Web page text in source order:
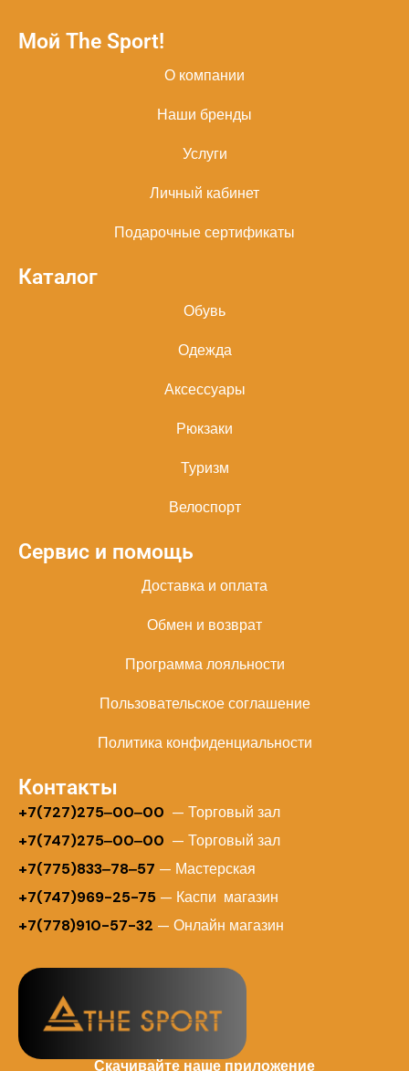
Мой The Sport!
О компании
Наши бренды
Услуги
Личный кабинет
Подарочные сертификаты
Каталог
Обувь
Одежда
Аксессуары
Рюкзаки
Туризм
Велоспорт
Сервис и помощь
Доставка и оплата
Обмен и возврат
Программа лояльности
Пользовательское соглашение
Политика конфиденциальности
Контакты
+7(727)275‒00‒00 — Торговый зал
+7(747)275‒00‒00 — Торговый зал
+7(775)833‒78‒57 — Мастерская
+7(747)969-25-75 — Каспи магазин
+7(778)910-57-32 — Онлайн магазин
Скачивайте наше приложение